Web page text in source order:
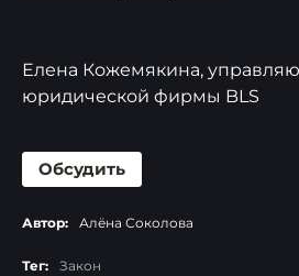
Елена Кожемякина,
юридической фирмы BLS
Обсудить
Автор: Алёна Соколова
Тег: Закон